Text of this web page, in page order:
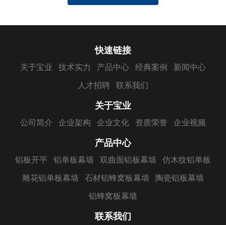
快速链接
关于宝业 技术实力 产品中心 经典案例 新闻中心
人才招聘 联系我们
关于宝业
公司简介 企业架构 企业文化 资质荣誉 企业视频
产品中心
铝板开平 铝单板幕墙 双曲面铝板幕墙 仿木纹铝单板
雕花铝单板幕墙 石材铝蜂窝板幕墙 陶瓷铝板幕墙
铝蜂窝板幕墙
联系我们